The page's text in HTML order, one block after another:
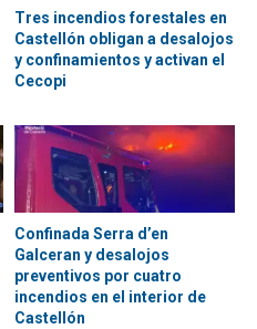
Tres incendios forestales en
Castellón obligan a desalojos
y confinamientos y activan el
Cecopi
Confinada Serra d’en
Galceran y desalojos
preventivos por cuatro
incendios en el interior de
Castellón